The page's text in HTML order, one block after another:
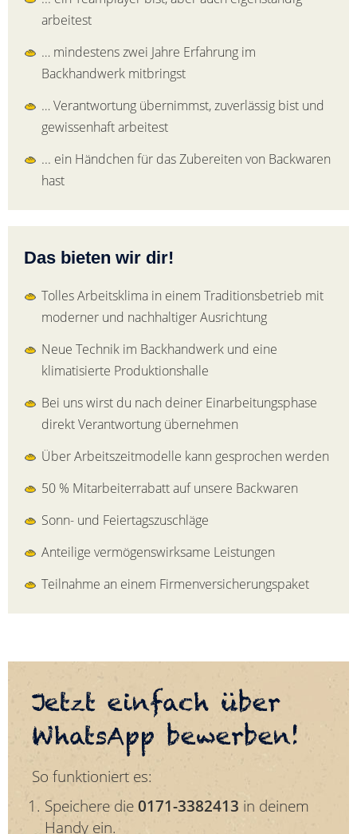
arbeitest
… mindestens zwei Jahre Erfahrung im
Backhandwerk mitbringst
… Verantwortung übernimmst, zuverlässig bist und
gewissenhaft arbeitest
... ein Händchen für das Zubereiten von Backwaren
hast
Das bieten wir dir!
Tolles Arbeitsklima in einem Traditionsbetrieb mit
moderner und nachhaltiger Ausrichtung
Neue Technik im Backhandwerk und eine
klimatisierte Produktionshalle
Bei uns wirst du nach deiner Einarbeitungsphase
direkt Verantwortung übernehmen
Über Arbeitszeitmodelle kann gesprochen werden
50 % Mitarbeiterrabatt auf unsere Backwaren
Sonn- und Feiertagszuschläge
Anteilige vermögenswirksame Leistungen
Teilnahme an einem Firmenversicherungspaket
Jetzt einfach über
WhatsApp bewerben!
So funktioniert es:
Speichere die0171-3382413 in deinem
Handy ein.